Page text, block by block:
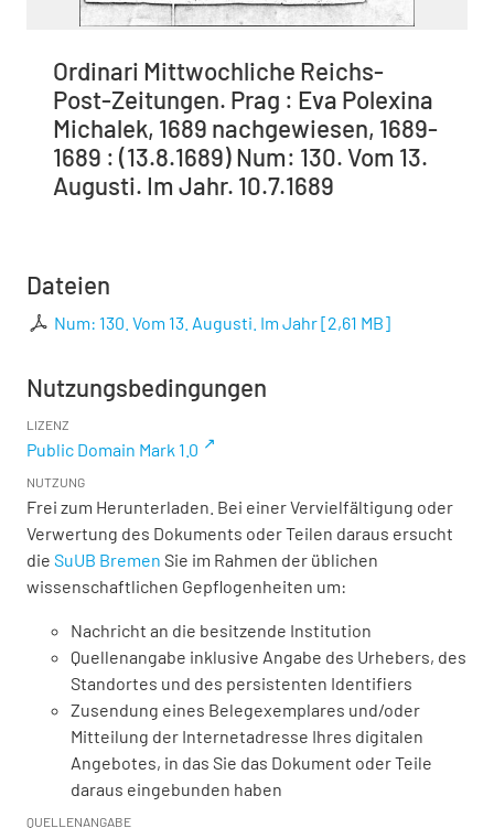
Ordinari Mittwochliche Reichs-
Post-Zeitungen. Prag : Eva Polexina
Michalek, 1689 nachgewiesen, 1689-
1689 : (13.8.1689) Num: 130. Vom 13.
Augusti. Im Jahr. 10.7.1689
Dateien
Num: 130. Vom 13. Augusti. Im Jahr[2,61 MB]
Nutzungsbedingungen
LIZENZ
Public Domain Mark 1.0
NUTZUNG
Frei zum Herunterladen. Bei einer Vervielfältigung oder
Verwertung des Dokuments oder Teilen daraus ersucht
die SuUB Bremen Sie im Rahmen der üblichen
wissenschaftlichen Gepflogenheiten um:
Nachricht an die besitzende Institution
Quellenangabe inklusive Angabe des Urhebers, des
Standortes und des persistenten Identifiers
Zusendung eines Belegexemplares und/oder
Mitteilung der Internetadresse Ihres digitalen
Angebotes, in das Sie das Dokument oder Teile
daraus eingebunden haben
QUELLENANGABE